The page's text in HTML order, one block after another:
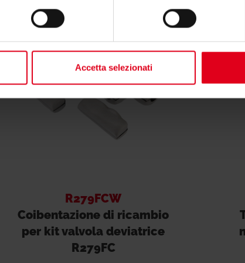
Accetta selezionati
R279FCW
Coibentazione di ricambio
per kit valvola deviatrice
R279FC